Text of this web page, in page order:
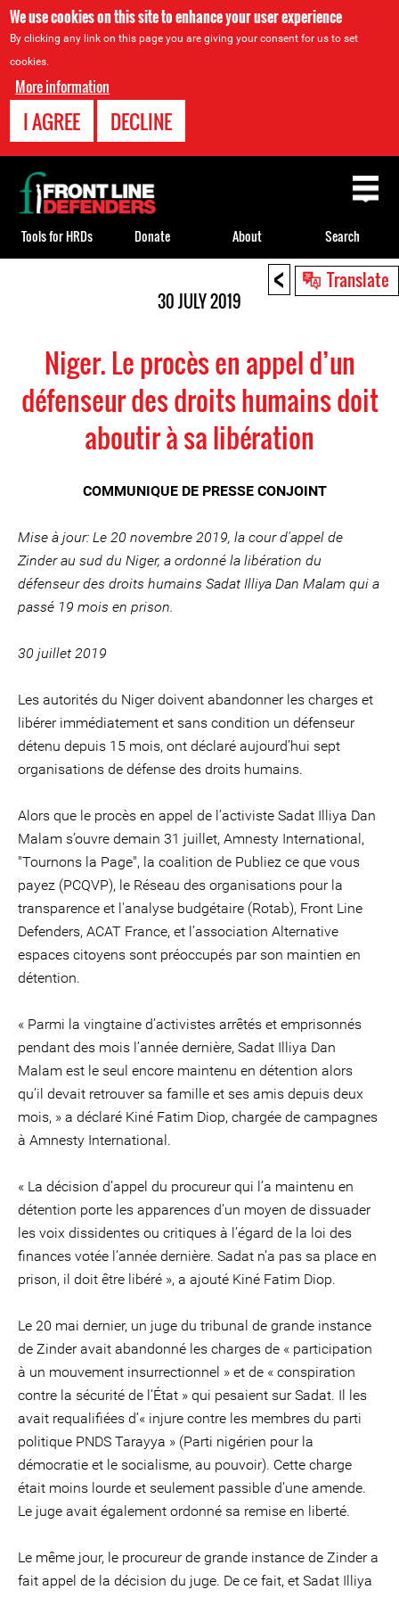
We use cookies on this site to enhance your user experience
By clicking any link on this page you are giving your consent for us to set
cookies.
More information
I AGREE DECLINE
< Translate
30 JULY 2019
Niger. Le procès en appel d’un
défenseur des droits humains doit
aboutir à sa libération
COMMUNIQUE DE PRESSE CONJOINT
Mise à jour: Le 20 novembre 2019, la cour d'appel de
Zinder au sud du Niger, a ordonné la libération du
défenseur des droits humains Sadat Illiya Dan Malam qui a
passé 19 mois en prison.
30 juillet 2019
Les autorités du Niger doivent abandonner les charges et
libérer immédiatement et sans condition un défenseur
détenu depuis 15 mois, ont déclaré aujourd’hui sept
organisations de défense des droits humains.
Alors que le procès en appel de l’activiste Sadat Illiya Dan
Malam s’ouvre demain 31 juillet, Amnesty International,
"Tournons la Page", la coalition de Publiez ce que vous
payez (PCQVP), le Réseau des organisations pour la
transparence et l'analyse budgétaire (Rotab), Front Line
Defenders, ACAT France, et l’association Alternative
espaces citoyens sont préoccupés par son maintien en
détention.
« Parmi la vingtaine d’activistes arrêtés et emprisonnés
pendant des mois l’année dernière, Sadat Illiya Dan
Malam est le seul encore maintenu en détention alors
qu’il devait retrouver sa famille et ses amis depuis deux
mois, » a déclaré Kiné Fatim Diop, chargée de campagnes
à Amnesty International.
« La décision d’appel du procureur qui l’a maintenu en
détention porte les apparences d’un moyen de dissuader
les voix dissidentes ou critiques à l’égard de la loi des
finances votée l’année dernière. Sadat n’a pas sa place en
prison, il doit être libéré », a ajouté Kiné Fatim Diop.
Le 20 mai dernier, un juge du tribunal de grande instance
de Zinder avait abandonné les charges de « participation
à un mouvement insurrectionnel » et de « conspiration
contre la sécurité de l’État » qui pesaient sur Sadat. Il les
avait requalifiées d’« injure contre les membres du parti
politique PNDS Tarayya » (Parti nigérien pour la
démocratie et le socialisme, au pouvoir). Cette charge
était moins lourde et seulement passible d’une amende.
Le juge avait également ordonné sa remise en liberté.
Le même jour, le procureur de grande instance de Zinder a
fait appel de la décision du juge. De ce fait, et Sadat Illiya
Back
to
top
Tools for HRDs Donate About Search